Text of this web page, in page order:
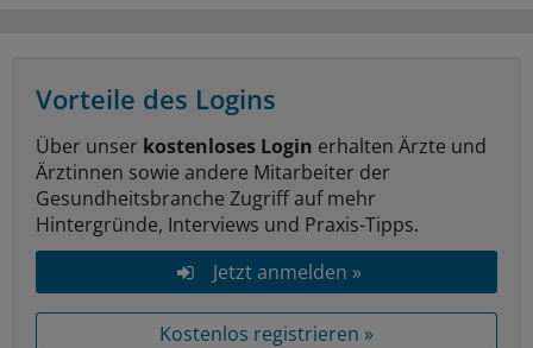
Vorteile des Logins
Über unser kostenloses Login erhalten Ärzte und
Ärztinnen sowie andere Mitarbeiter der
Gesundheitsbranche Zugriff auf mehr
Hintergründe, Interviews und Praxis-Tipps.
Jetzt anmelden »
Kostenlos registrieren »